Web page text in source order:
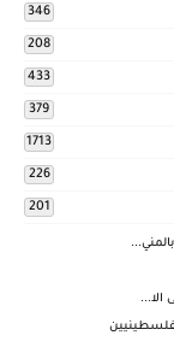
346
208
433
379
1713
226
201
الا...